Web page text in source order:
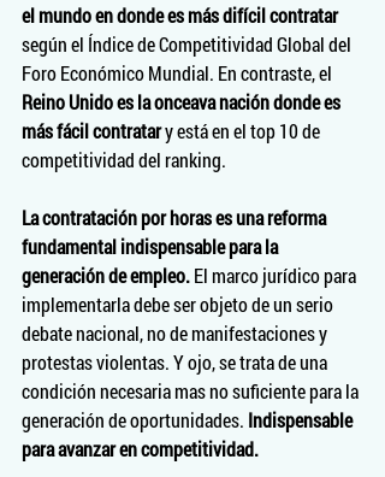
el mundo en donde es más difícil contratar
según el Índice de Competitividad Global del
Foro Económico Mundial. En contraste, el
Reino Unido es la onceava nación donde es
más fácil contratar y está en el top 10 de
competitividad del ranking.
La contratación por horas es una reforma
fundamental indispensable para la
generación de empleo. El marco jurídico para
implementarla debe ser objeto de un serio
debate nacional, no de manifestaciones y
protestas violentas. Y ojo, se trata de una
condición necesaria mas no suficiente para la
generación de oportunidades. Indispensable
para avanzar en competitividad.